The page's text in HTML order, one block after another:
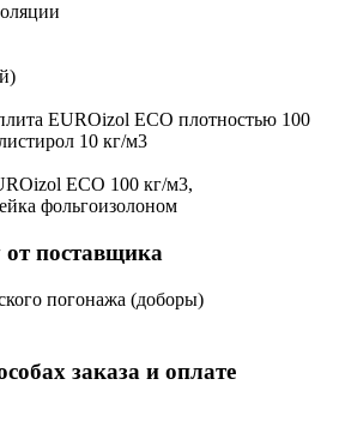
EUROizol ECO плотностью 100
10 кг/м3
ECO 100 кг/м3,
фольгоизолоном
поставщика
погонажа (доборы)
заказа и оплате